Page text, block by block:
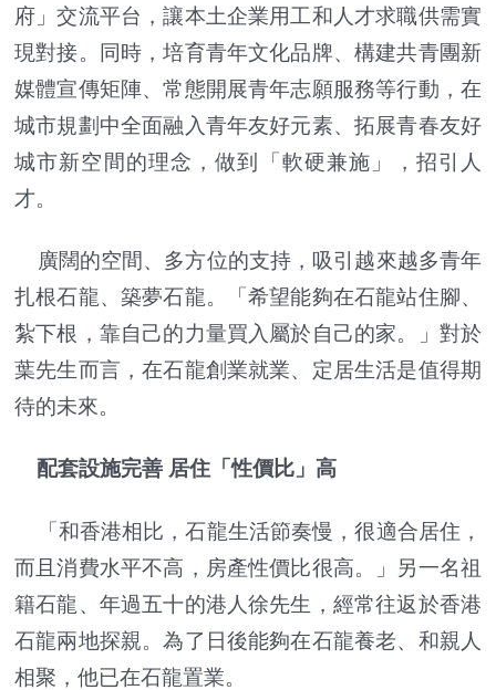
府」交流平台，讓本土企業用工和人才求職供需實
現對接。同時，培育青年文化品牌、構建共青團新
媒體宣傳矩陣、常態開展青年志願服務等行動，在
城市規劃中全面融入青年友好元素、拓展青春友好
城市新空間的理念，做到「軟硬兼施」，招引人
才。
廣闊的空間、多方位的支持，吸引越來越多青年
扎根石龍、築夢石龍。「希望能夠在石龍站住腳、
紮下根，靠自己的力量買入屬於自己的家。」對於
葉先生而言，在石龍創業就業、定居生活是值得期
待的未來。
配套設施完善 居住「性價比」高
「和香港相比，石龍生活節奏慢，很適合居住，
而且消費水平不高，房產性價比很高。」另一名祖
籍石龍、年過五十的港人徐先生，經常往返於香港
石龍兩地探親。為了日後能夠在石龍養老、和親人
相聚，他已在石龍置業。